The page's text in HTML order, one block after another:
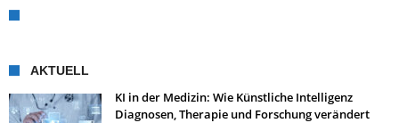
AKTUELL
KI in der Medizin: Wie Künstliche Intelligenz
Diagnosen, Therapie und Forschung verändert